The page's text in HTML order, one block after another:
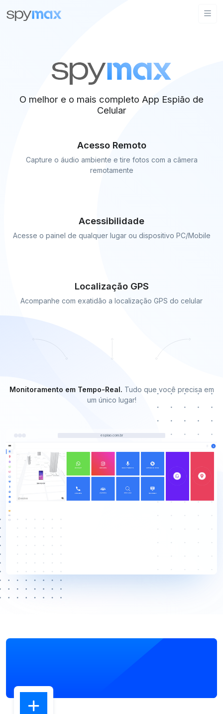
O melhor e o mais completo App Espião de
Celular
Acesso Remoto
Capture o áudio ambiente e tire fotos com a câmera
remotamente
Acessibilidade
Acesse o painel de qualquer lugar ou dispositivo PC/Mobile
Localização GPS
Acompanhe com exatidão a localização GPS do celular
Monitoramento em Tempo-Real. Tudo que você precisa em
um único lugar!
espiao.com.br